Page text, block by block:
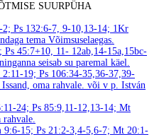
SUURPÜHA
Ps 132:6-7, 9-10,13-14; 1Kr
tema Võimsuselaegas.
45:7+10, 11- 12ab,14-15a,15bc-
seisab su paremal käel.
19; Ps 106:34-35,36-37,39-
oma rahvale. või v p. István
24; Ps 85:9,11-12,13-14; Mt
rahvale.
9:6-15; Ps 21:2-3,4-5,6-7; Mt 20:1-